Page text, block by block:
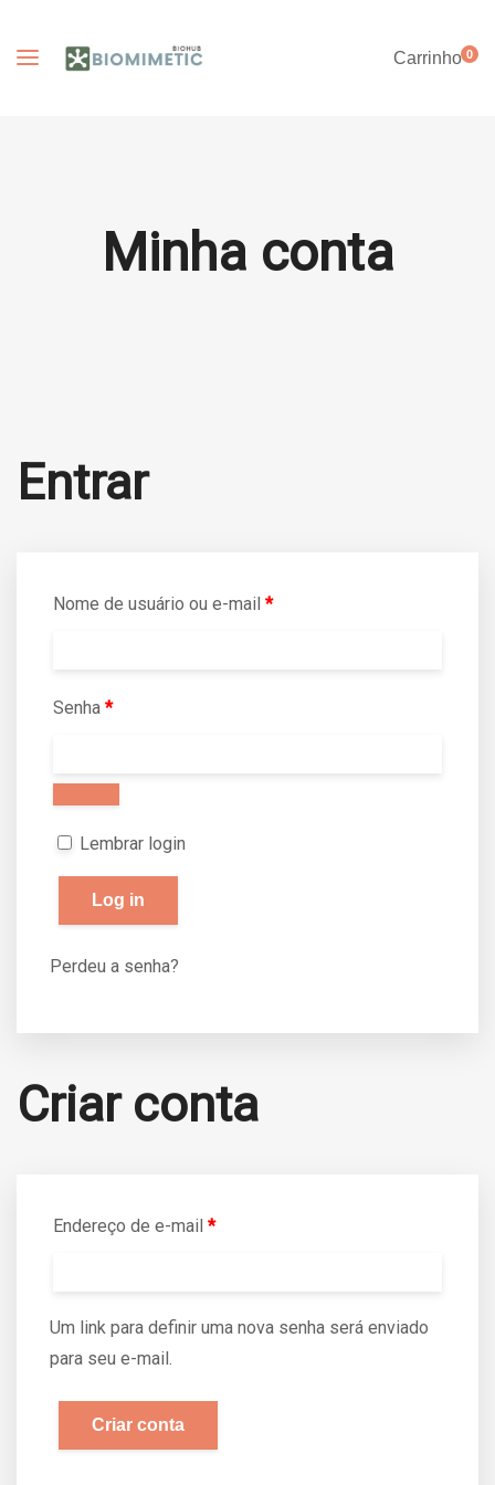
Carrinho0
Minha conta
Entrar
Nome de usuário ou e-mail *
Senha *
Lembrar login
Log in
Perdeu a senha?
Criar conta
Endereço de e-mail *
Um link para definir uma nova senha será enviado
para seu e-mail.
Criar conta